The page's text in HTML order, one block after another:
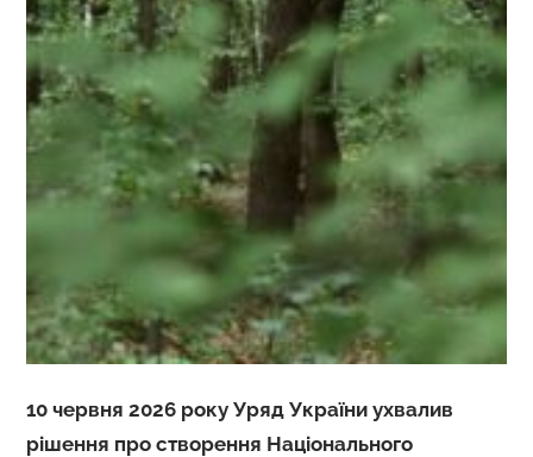
10 червня 2026 року Уряд України ухвалив
рішення про створення Національного